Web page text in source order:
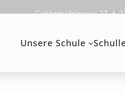
Gröhrmühlgasse 27, A-
Unsere Schule